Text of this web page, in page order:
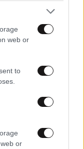
web or
to
or
και των U2 –